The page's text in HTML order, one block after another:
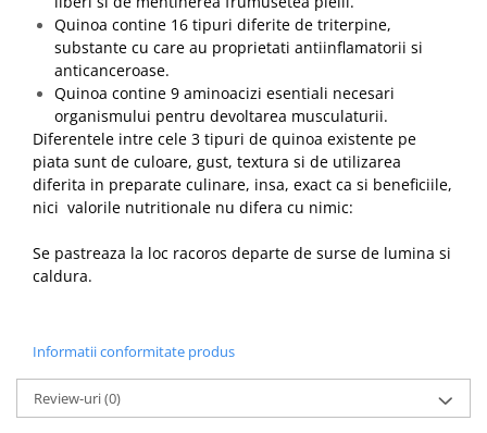
Quinoa contine 16 tipuri diferite de triterpine,
substante cu care au proprietati antiinflamatorii si
anticanceroase.
Quinoa contine 9 aminoacizi esentiali necesari
organismului pentru devoltarea musculaturii.
Diferentele intre cele 3 tipuri de quinoa existente pe
piata sunt de culoare, gust, textura si de utilizarea
diferita in preparate culinare, insa, exact ca si beneficiile,
nici valorile nutritionale nu difera cu nimic:
Se pastreaza la loc racoros departe de surse de lumina si
caldura.
Informatii conformitate produs
Review-uri(0)